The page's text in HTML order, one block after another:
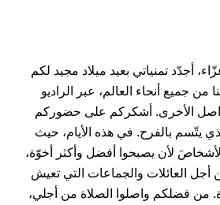
أجدّد تمنياتي بعيد ميلاد مجيد لكم
من جميع أنحاء العالم، عبر الراديو
الأخرى. أشكركم على حضوركم
يتّسم بالفرح. في هذه الأيام، حيث
لأن يصبحوا أفضل وأكثر أخوّة،
أجل العائلات والجماعات التي تعيش
من فضلكم واصلوا الصلاة من أجلي،